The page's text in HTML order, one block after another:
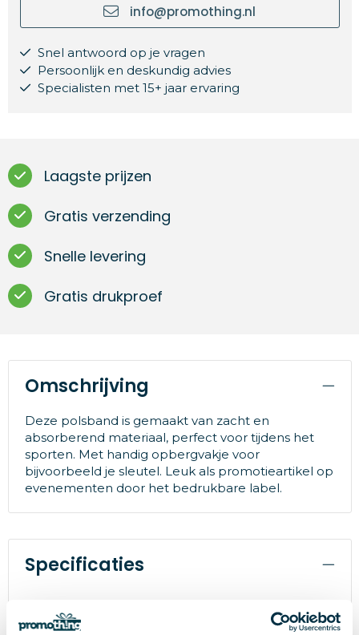
info@promothing.nl
Snel antwoord op je vragen
Persoonlijk en deskundig advies
Specialisten met 15+ jaar ervaring
Laagste prijzen
Gratis verzending
Snelle levering
Gratis drukproef
Omschrijving
Deze polsband is gemaakt van zacht en
absorberend materiaal, perfect voor tijdens het
sporten. Met handig opbergvakje voor
bijvoorbeeld je sleutel. Leuk als promotieartikel op
evenementen door het bedrukbare label.
Specificaties